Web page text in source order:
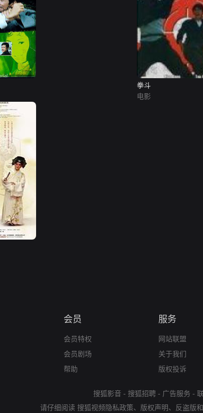
拳斗
电影
会员
会员特权
会员剧场
帮助
服务
网站联盟
关于我们
版权投诉
搜狐影音 - 搜狐招聘 - 广告服务 -
请仔细阅读 搜狐视频隐私政策、 版权声明 、 反盗版